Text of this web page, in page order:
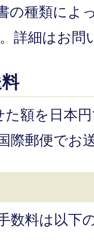
の種類によ
詳細はお問
た額を日本
際郵便でお
数料は以下